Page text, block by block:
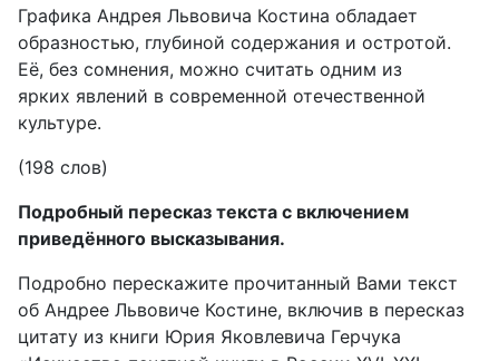
Графика Андрея Львовича Костина обладает
образностью, глубиной содержания и остротой.
Её, без сомнения, можно считать одним из
ярких явлений в современной отечественной
культуре.
(198 слов)
Подробный пересказ текста с включением
приведённого высказывания.
Подробно перескажите прочитанный Вами текст
об Андрее Львовиче Костине, включив в пересказ
цитату из книги Юрия Яковлевича Герчука